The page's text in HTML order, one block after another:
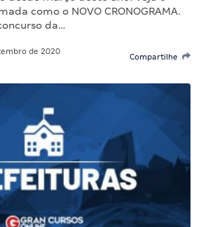
como o NOVO CRONOGRAMA.
da…
de 2020
Compartilhe